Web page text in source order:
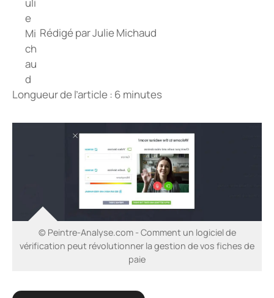
Rédigé parJulie Michaud
Longueur de l’article : 6 minutes
© Peintre-Analyse.com - Comment un logiciel de
vérification peut révolutionner la gestion de vos fiches de
paie